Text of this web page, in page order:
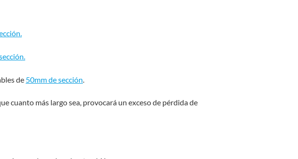
de 50mm de sección
cuanto más largo sea, provocará un exceso de pérdida de